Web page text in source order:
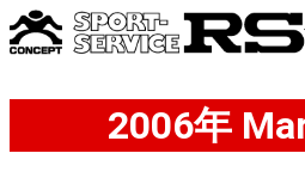
2006年